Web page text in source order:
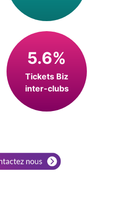
5.6%
Tickets Biz
inter-clubs